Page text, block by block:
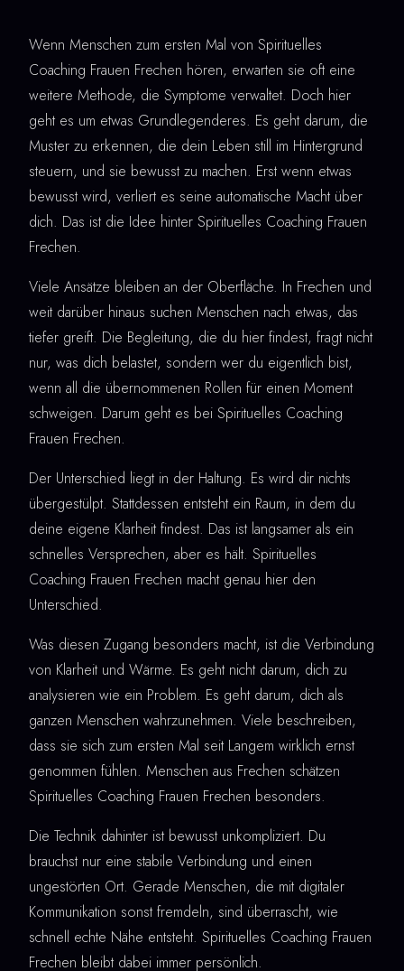
Wenn Menschen zum ersten Mal von Spirituelles
Coaching Frauen Frechen hören, erwarten sie oft eine
weitere Methode, die Symptome verwaltet. Doch hier
geht es um etwas Grundlegenderes. Es geht darum, die
Muster zu erkennen, die dein Leben still im Hintergrund
steuern, und sie bewusst zu machen. Erst wenn etwas
bewusst wird, verliert es seine automatische Macht über
dich. Das ist die Idee hinter Spirituelles Coaching Frauen
Frechen.
Viele Ansätze bleiben an der Oberfläche. In Frechen und
weit darüber hinaus suchen Menschen nach etwas, das
tiefer greift. Die Begleitung, die du hier findest, fragt nicht
nur, was dich belastet, sondern wer du eigentlich bist,
wenn all die übernommenen Rollen für einen Moment
schweigen. Darum geht es bei Spirituelles Coaching
Frauen Frechen.
Der Unterschied liegt in der Haltung. Es wird dir nichts
übergestülpt. Stattdessen entsteht ein Raum, in dem du
deine eigene Klarheit findest. Das ist langsamer als ein
schnelles Versprechen, aber es hält. Spirituelles
Coaching Frauen Frechen macht genau hier den
Unterschied.
Was diesen Zugang besonders macht, ist die Verbindung
von Klarheit und Wärme. Es geht nicht darum, dich zu
analysieren wie ein Problem. Es geht darum, dich als
ganzen Menschen wahrzunehmen. Viele beschreiben,
dass sie sich zum ersten Mal seit Langem wirklich ernst
genommen fühlen. Menschen aus Frechen schätzen
Spirituelles Coaching Frauen Frechen besonders.
Die Technik dahinter ist bewusst unkompliziert. Du
brauchst nur eine stabile Verbindung und einen
ungestörten Ort. Gerade Menschen, die mit digitaler
Kommunikation sonst fremdeln, sind überrascht, wie
schnell echte Nähe entsteht. Spirituelles Coaching Frauen
Frechen bleibt dabei immer persönlich.